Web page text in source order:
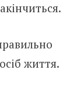
життя.